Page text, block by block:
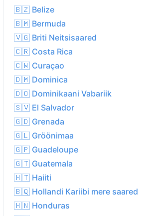
🇧🇿 Belize
🇧🇲 Bermuda
🇻🇬 Briti Neitsisaared
🇨🇷 Costa Rica
🇨🇼 Curaçao
🇩🇲 Dominica
🇩🇴 Dominikaani Vabariik
🇸🇻 El Salvador
🇬🇩 Grenada
🇬🇱 Gröönimaa
🇬🇵 Guadeloupe
🇬🇹 Guatemala
🇭🇹 Haiiti
🇧🇶 Hollandi Kariibi mere saared
🇭🇳 Honduras